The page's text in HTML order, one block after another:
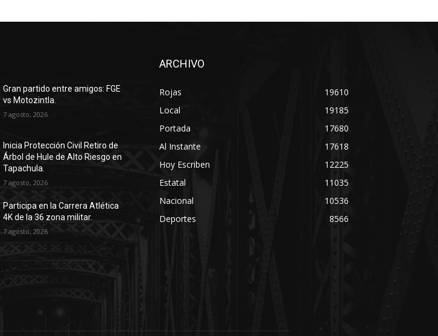
Gran partido entre amigos: FGE
vs Motozintla.
7 agosto, 2026
Inicia Protección Civil Retiro de
Árbol de Hule de Alto Riesgo en
Tapachula.
7 agosto, 2026
Participa en la Carrera Atlética
4K de la 36 zona militar.
7 agosto, 2026
ARCHIVO
Rojas
19610
Local
19185
Portada
17680
Al Instante
17618
Hoy Escriben
12225
Estatal
11035
Nacional
10536
Deportes
8566